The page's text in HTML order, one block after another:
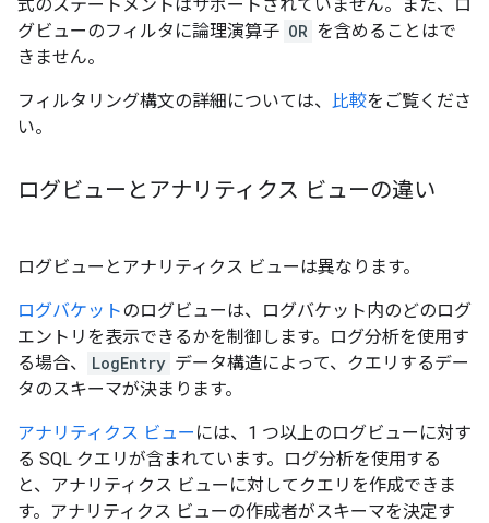
式のステートメントはサポートされていません。また、ロ
グビューのフィルタに論理演算子 OR を含めることはで
きません。
フィルタリング構文の詳細については、 比較をご覧くださ
い。
ログビューとアナリティクス ビューの違い
ログビューとアナリティクス ビューは異なります。
ログバケットのログビューは、ログバケット内のどのログ
エントリを表示できるかを制御します。ログ分析を使用す
る場合、
LogEntry データ構造によって、クエリするデー
タのスキーマが決まります。
アナリティクス ビュー には、1 つ以上のログビューに対す
る SQL クエリが含まれています。ログ分析を使用する
と、アナリティクス ビューに対してクエリを作成できま
す。アナリティクス ビューの作成者がスキーマを決定す